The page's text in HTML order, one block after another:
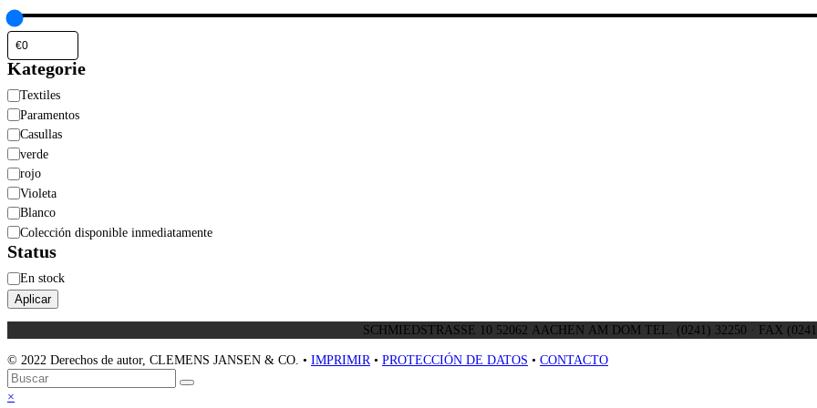
Kategorie
Categoría
Textiles
Paramentos
Casullas
verde
rojo
Violeta
Blanco
Colección disponible inmediatamente
Status
Estado
En stock
Aplicar
SCHMIEDSTRASSE 10 52062 AACHEN AM DOM TEL. (0241) 32250 · FAX
© 2022 Derechos de autor, CLEMENS JANSEN & CO. • IMPRIMIR • PROTECCIÓN DE DATOS • CONTACTO
Volver
arriba
Buscar
Enviar
×